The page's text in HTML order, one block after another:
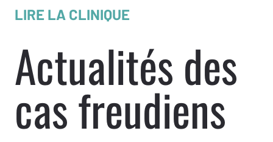
LIRE LA CLINIQUE
Actualités des
cas freudiens